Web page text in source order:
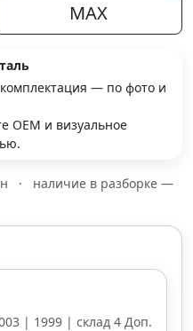
MAX
— по фото и
OEM и визуальное
·
наличие в разборке —
| 1999 | склад 4 Доп.